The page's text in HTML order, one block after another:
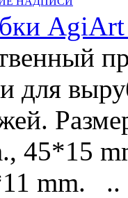
45*15
mm. ..